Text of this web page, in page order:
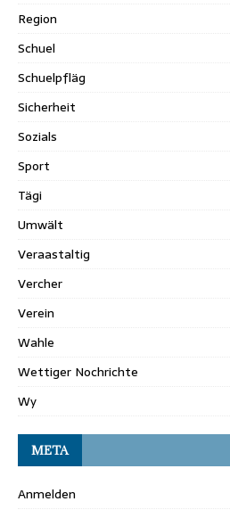
Region
Schuel
Schuelpfläg
Sicherheit
Sozials
Sport
Tägi
Umwält
Veraastaltig
Vercher
Verein
Wahle
Wettiger Nochrichte
Wy
META
Anmelden